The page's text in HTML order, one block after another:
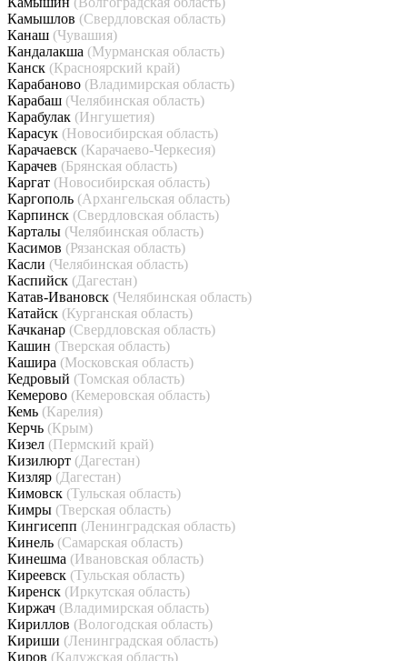
Камышлов (Свердловская область)
Канаш (Чувашия)
Кандалакша (Мурманская область)
Канск (Красноярский край)
Карабаново (Владимирская область)
Карабаш (Челябинская область)
Карабулак (Ингушетия)
Карасук (Новосибирская область)
Карачаевск (Карачаево-Черкесия)
Карачев (Брянская область)
Каргат (Новосибирская область)
Каргополь (Архангельская область)
Карпинск (Свердловская область)
Карталы (Челябинская область)
Касимов (Рязанская область)
Касли (Челябинская область)
Каспийск (Дагестан)
Катав-Ивановск (Челябинская область)
Катайск (Курганская область)
Качканар (Свердловская область)
Кашин (Тверская область)
Кашира (Московская область)
Кедровый (Томская область)
Кемерово (Кемеровская область)
Кемь (Карелия)
Керчь (Крым)
Кизел (Пермский край)
Кизилюрт (Дагестан)
Кизляр (Дагестан)
Кимовск (Тульская область)
Кимры (Тверская область)
Кингисепп (Ленинградская область)
Кинель (Самарская область)
Кинешма (Ивановская область)
Киреевск (Тульская область)
Киренск (Иркутская область)
Киржач (Владимирская область)
Кириллов (Вологодская область)
Кириши (Ленинградская область)
Киров (Калужская область)